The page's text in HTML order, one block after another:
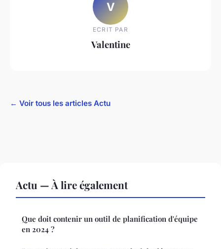
V
ECRIT PAR
Valentine
← Voir tous les articles Actu
Actu — À lire également
Que doit contenir un outil de planification d'équipe
en 2024 ?